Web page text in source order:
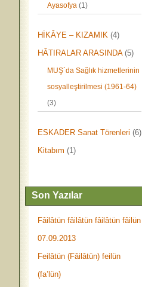
Ayasofya (1)
HİKÂYE – KIZAMIK (4)
HÂTIRALAR ARASINDA(5)
MUŞ`da Sağlık hizmetlerinin
sosyalleştirilmesi (1961-64)
(3)
ESKADER Sanat Törenleri (6)
Kitabım (1)
Son Yazılar
Fâilâtün fâilâtün fâilâtün fâilün
07.09.2013
Feilâtün (Fâilâtün) feilün
(fa’lün)